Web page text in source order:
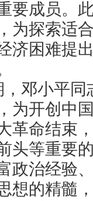
要成员。
为探索适
济困难提
邓小平同
为开创中
革命结束
头等重要
政治经验
想的精髓